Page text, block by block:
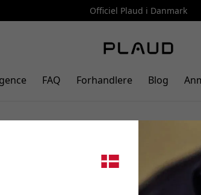
Officiel Plaud i Danmark
FAQ Forhandlere Blog
stemmeoptager 2026 -